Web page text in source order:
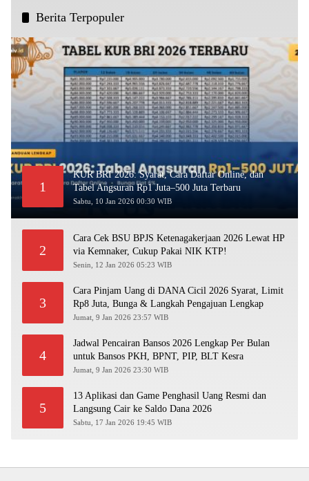
Berita Terpopuler
1
KUR BRI 2026: Syarat, Cara Daftar Online, dan
Tabel Angsuran Rp1 Juta–500 Juta Terbaru
Sabtu, 10 Jan 2026 00:30 WIB
2
Cara Cek BSU BPJS Ketenagakerjaan 2026 Lewat HP
via Kemnaker, Cukup Pakai NIK KTP!
Senin, 12 Jan 2026 05:23 WIB
3
Cara Pinjam Uang di DANA Cicil 2026 Syarat, Limit
Rp8 Juta, Bunga & Langkah Pengajuan Lengkap
Jumat, 9 Jan 2026 23:57 WIB
4
Jadwal Pencairan Bansos 2026 Lengkap Per Bulan
untuk Bansos PKH, BPNT, PIP, BLT Kesra
Jumat, 9 Jan 2026 23:30 WIB
5
13 Aplikasi dan Game Penghasil Uang Resmi dan
Langsung Cair ke Saldo Dana 2026
Sabtu, 17 Jan 2026 19:45 WIB